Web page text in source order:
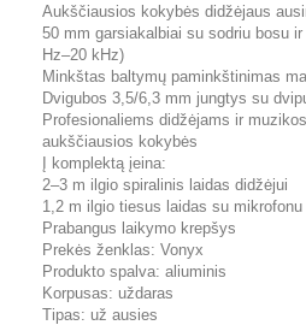
Aukščiausios kokybės didžėjaus
50 mm garsiakalbiai su sodriu bosu
Hz–20 kHz)
Minkštas baltymų paminkštinimas
Dvigubos 3,5/6,3 mm jungtys su
Profesionaliems didžėjams ir
aukščiausios kokybės
Į komplektą įeina:
2–3 m ilgio spiralinis laidas didžėjui
1,2 m ilgio tiesus laidas su
Prabangus laikymo krepšys
Prekės ženklas: Vonyx
Produkto spalva: aliuminis
Korpusas: uždaras
Tipas: už ausies